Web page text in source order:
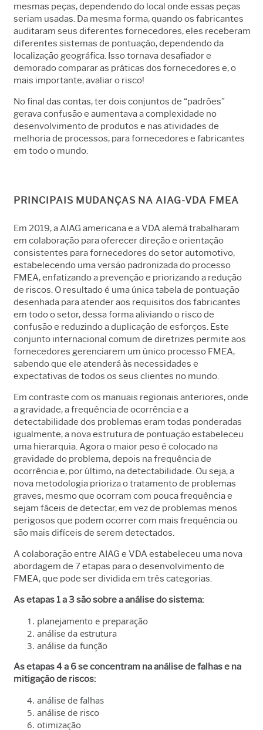
mesmas peças, dependendo do local onde essas peças
seriam usadas. Da mesma forma, quando os fabricantes
auditaram seus diferentes fornecedores, eles receberam
diferentes sistemas de pontuação, dependendo da
localização geográfica. Isso tornava desafiador e
demorado comparar as práticas dos fornecedores e, o
mais importante, avaliar o risco!
No final das contas, ter dois conjuntos de “padrões”
gerava confusão e aumentava a complexidade no
desenvolvimento de produtos e nas atividades de
melhoria de processos, para fornecedores e fabricantes
em todo o mundo.
PRINCIPAIS MUDANÇAS NA AIAG-VDA FMEA
Em 2019, a AIAG americana e a VDA alemã trabalharam
em colaboração para oferecer direção e orientação
consistentes para fornecedores do setor automotivo,
estabelecendo uma versão padronizada do processo
FMEA, enfatizando a prevenção e priorizando a redução
de riscos. O resultado é uma única tabela de pontuação
desenhada para atender aos requisitos dos fabricantes
em todo o setor, dessa forma aliviando o risco de
confusão e reduzindo a duplicação de esforços. Este
conjunto internacional comum de diretrizes permite aos
fornecedores gerenciarem um único processo FMEA,
sabendo que ele atenderá às necessidades e
expectativas de todos os seus clientes no mundo.
Em contraste com os manuais regionais anteriores, onde
a gravidade, a frequência de ocorrência e a
detectabilidade dos problemas eram todas ponderadas
igualmente, a nova estrutura de pontuação estabeleceu
uma hierarquia. Agora o maior peso é colocado na
gravidade do problema, depois na frequência de
ocorrência e, por último, na detectabilidade. Ou seja, a
nova metodologia prioriza o tratamento de problemas
graves, mesmo que ocorram com pouca frequência e
sejam fáceis de detectar, em vez de problemas menos
perigosos que podem ocorrer com mais frequência ou
são mais difíceis de serem detectados.
A colaboração entre AIAG e VDA estabeleceu uma nova
abordagem de 7 etapas para o desenvolvimento de
FMEA, que pode ser dividida em três categorias.
As etapas 1 a 3 são sobre a análise do sistema:
planejamento e preparação
análise da estrutura
análise da função
As etapas 4 a 6 se concentram na análise de falhas e na
mitigação de riscos:
análise de falhas
análise de risco
otimização